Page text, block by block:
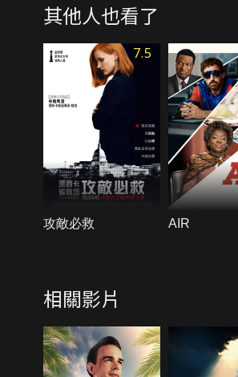
其他人也看了
7.5
攻敵必救 AIR
相關影片